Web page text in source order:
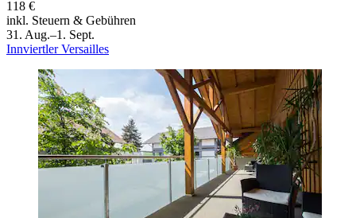
118 €
inkl. Steuern & Gebühren
31. Aug.–1. Sept.
Innviertler Versailles